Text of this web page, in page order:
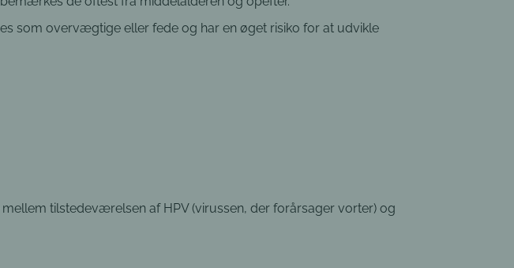
som overvægtige eller fede og har en øget risiko for at udvikle
tilstedeværelsen af HPV (virussen, der forårsager vorter) og